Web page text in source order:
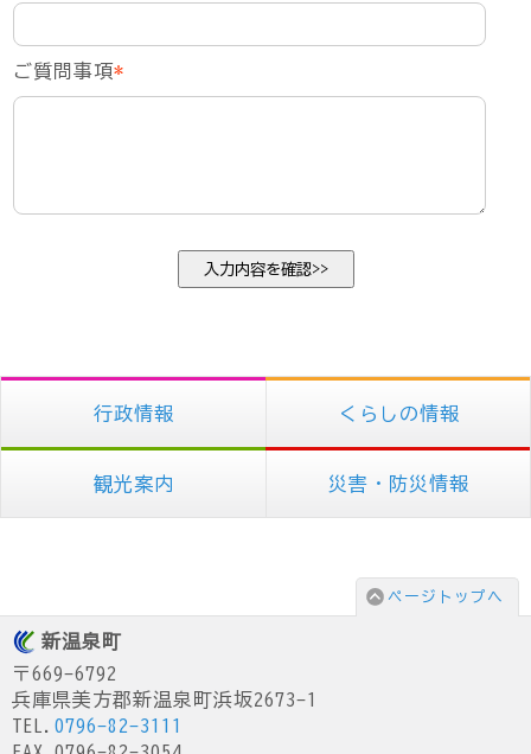
ご質問事項*
行政情報 くらしの情報
観光案内 災害・防災情報
ページトップへ
新温泉町
〒669-6792
兵庫県美方郡新温泉町浜坂2673-1
TEL. 0796-82-3111